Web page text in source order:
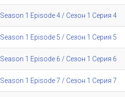
Season 1 Episode 4 / Сезон 1 Серия 4
Season 1 Episode 5 / Сезон 1 Серия 5
Season 1 Episode 6 / Сезон 1 Серия 6
Season 1 Episode 7 / Сезон 1 Серия 7